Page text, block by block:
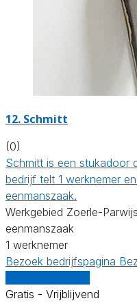
12. Schmitt
(0)
Schmitt is een stukadoor
bedrijf telt 1 werknemer
eenmanszaak.
Werkgebied Zoerle-Parwijs
eenmanszaak
1 werknemer
Bezoek bedrijfspagina
Gratis - Vrijblijvend